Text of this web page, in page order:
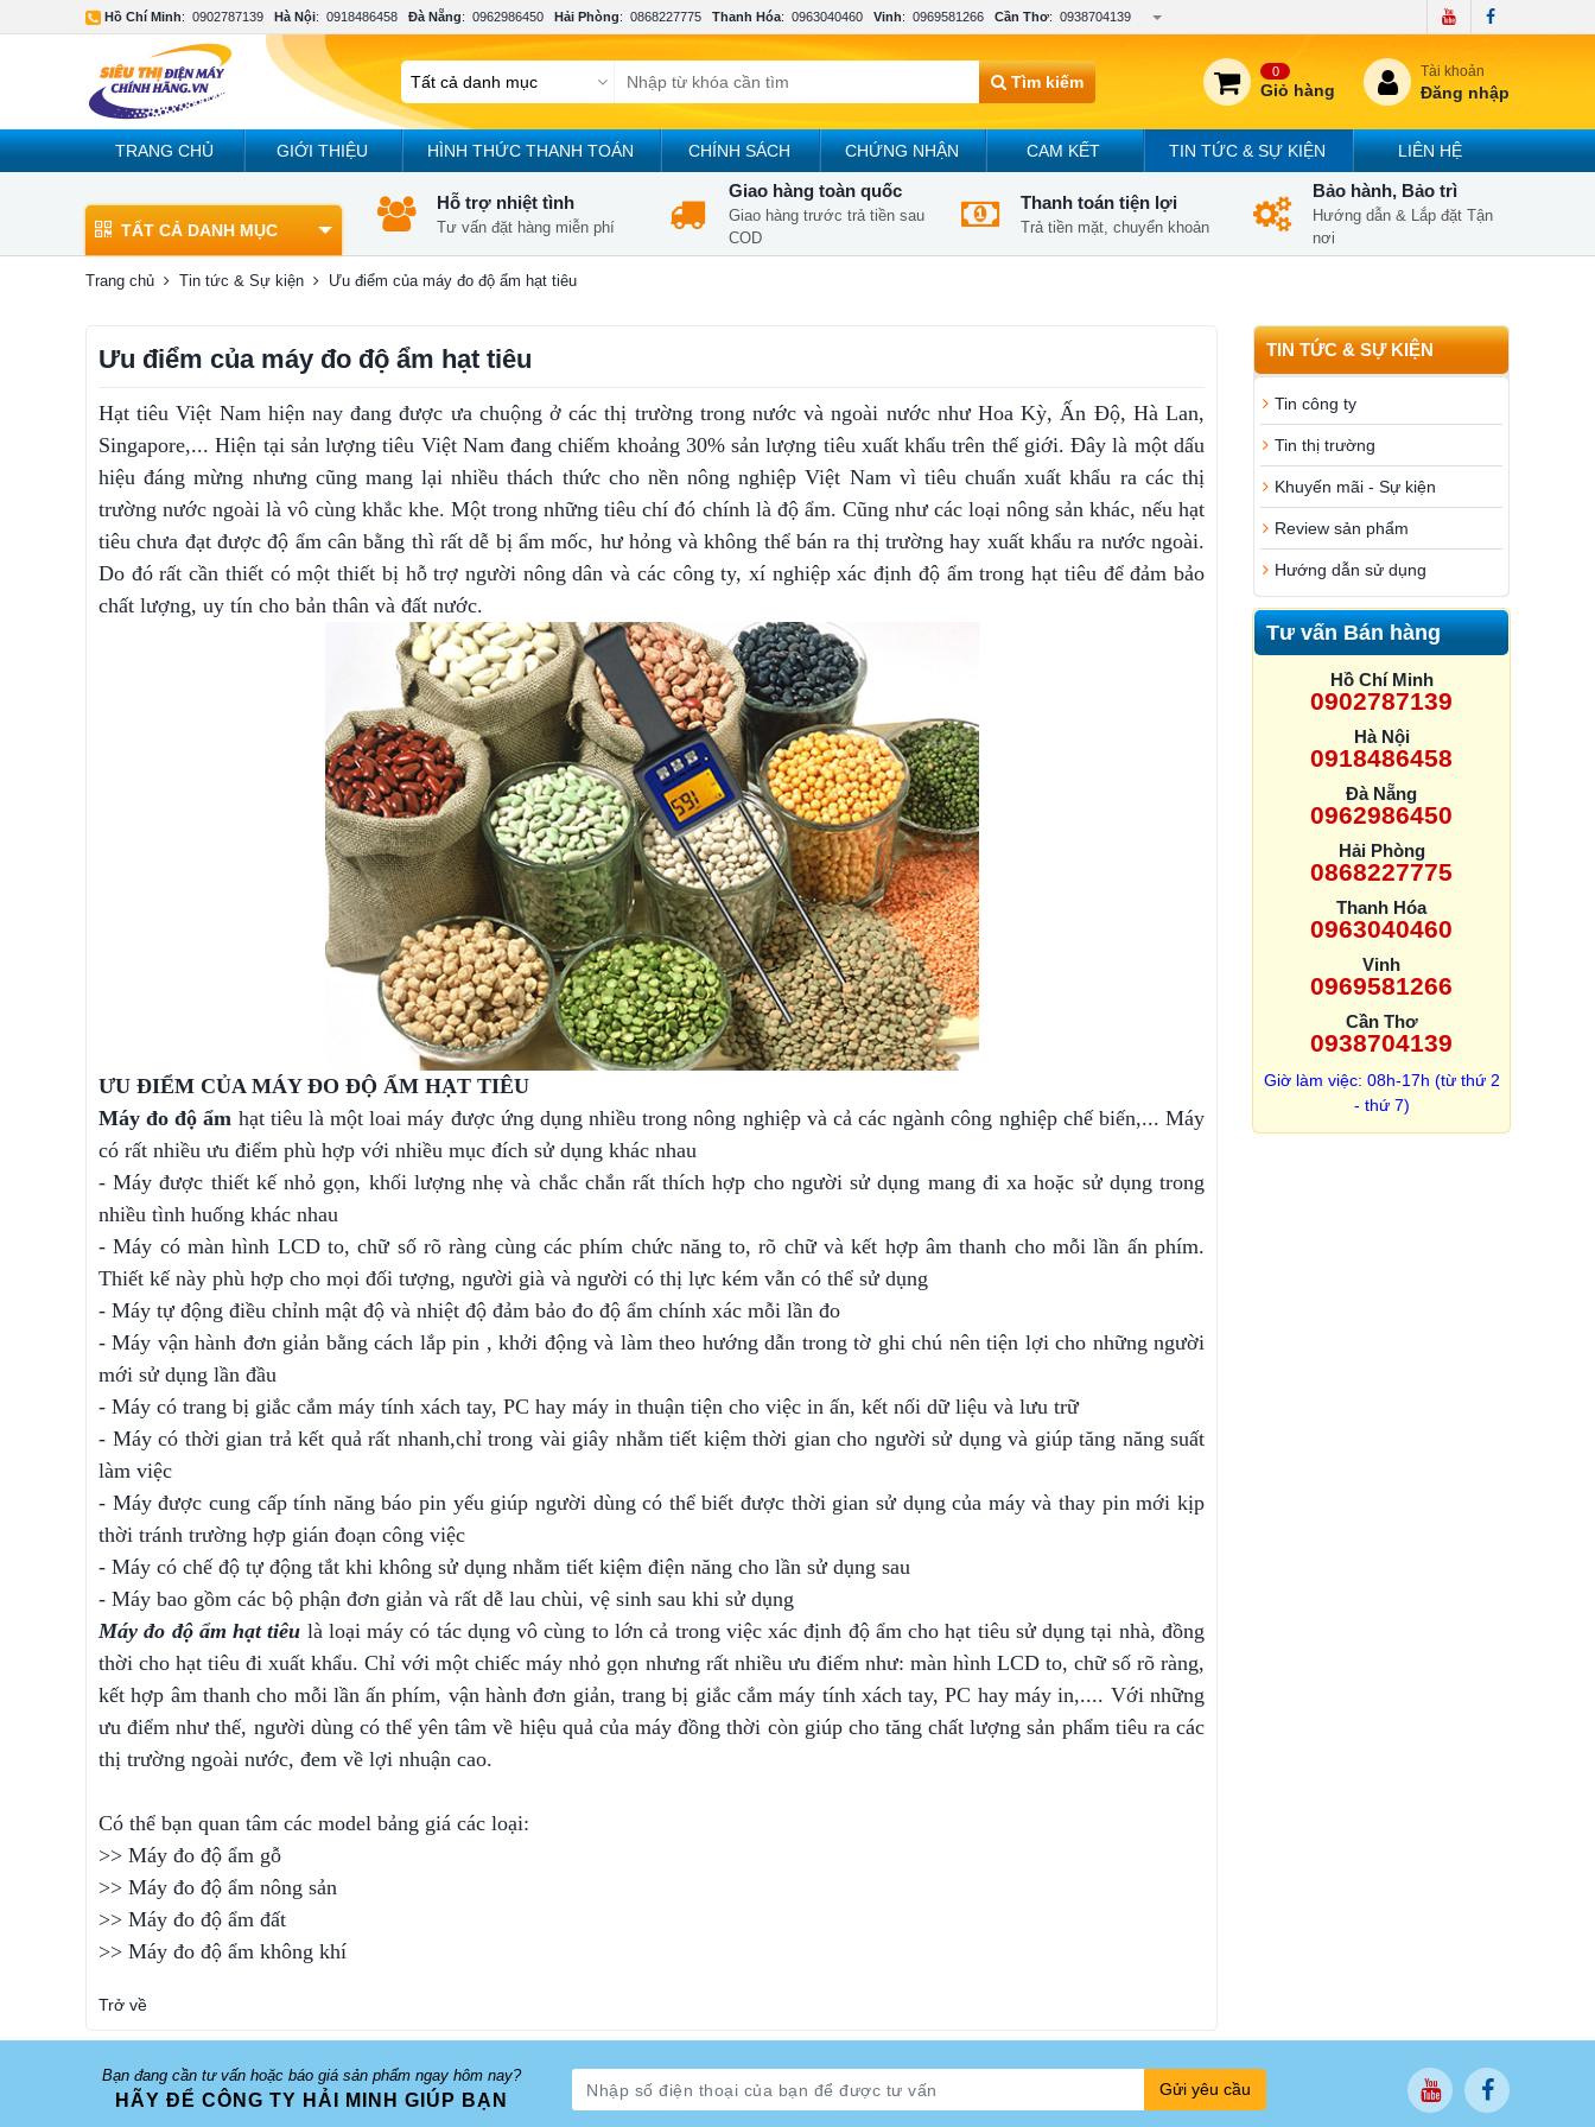
Hồ Chí Minh: 0902787139 Hà Nội: 0918486458 Đà Nẵng: 0962986450 Hải Phòng: 0868227775 Thanh Hóa: 0963040460 Vinh: 0969581266 Cần Thơ: 0938704139
Tìm kiếm
0
Giỏ hàng
Tài khoản
Đăng nhập
TRANG CHỦ GIỚI THIỆU HÌNH THỨC THANH TOÁN CHÍNH SÁCH CHỨNG NHẬN CAM KẾT TIN TỨC & SỰ KIỆN LIÊN HỆ
TẤT CẢ DANH MỤC
Hỗ trợ nhiệt tình
Tư vấn đặt hàng miễn phí
Giao hàng toàn quốc
Giao hàng trước trả tiền sau
COD
Thanh toán tiện lợi
Trả tiền mặt, chuyển khoản
Bảo hành, Bảo trì
Hướng dẫn & Lắp đặt Tận
nơi
Trang chủ Tin tức & Sự kiện Ưu điểm của máy đo độ ẩm hạt tiêu
TIN TỨC & SỰ KIỆN
Tin công ty
Tin thị trường
Khuyến mãi - Sự kiện
Review sản phẩm
Hướng dẫn sử dụng
Tư vấn Bán hàng
Hồ Chí Minh
0902787139
Hà Nội
0918486458
Đà Nẵng
0962986450
Hải Phòng
0868227775
Thanh Hóa
0963040460
Vinh
0969581266
Cần Thơ
0938704139
Giờ làm việc: 08h-17h (từ thứ 2
- thứ 7)
Ưu điểm của máy đo độ ẩm hạt tiêu
Hạt tiêu Việt Nam hiện nay đang được ưa chuộng ở các thị trường trong nước và ngoài nước như Hoa Kỳ, Ấn Độ, Hà Lan,
Singapore,... Hiện tại sản lượng tiêu Việt Nam đang chiếm khoảng 30% sản lượng tiêu xuất khẩu trên thế giới. Đây là một dấu
hiệu đáng mừng nhưng cũng mang lại nhiều thách thức cho nền nông nghiệp Việt Nam vì tiêu chuẩn xuất khẩu ra các thị
trường nước ngoài là vô cùng khắc khe. Một trong những tiêu chí đó chính là độ ẩm. Cũng như các loại nông sản khác, nếu hạt
tiêu chưa đạt được độ ẩm cân bằng thì rất dễ bị ẩm mốc, hư hỏng và không thể bán ra thị trường hay xuất khẩu ra nước ngoài.
Do đó rất cần thiết có một thiết bị hỗ trợ người nông dân và các công ty, xí nghiệp xác định độ ẩm trong hạt tiêu để đảm bảo
chất lượng, uy tín cho bản thân và đất nước.
ƯU ĐIỂM CỦA MÁY ĐO ĐỘ ẨM HẠT TIÊU
Máy đo độ ẩm hạt tiêu là một loai máy được ứng dụng nhiều trong nông nghiệp và cả các ngành công nghiệp chế biến,... Máy
có rất nhiều ưu điểm phù hợp với nhiều mục đích sử dụng khác nhau
- Máy được thiết kế nhỏ gọn, khối lượng nhẹ và chắc chắn rất thích hợp cho người sử dụng mang đi xa hoặc sử dụng trong
nhiều tình huống khác nhau
- Máy có màn hình LCD to, chữ số rõ ràng cùng các phím chức năng to, rõ chữ và kết hợp âm thanh cho mỗi lần ấn phím.
Thiết kế này phù hợp cho mọi đối tượng, người già và người có thị lực kém vẫn có thể sử dụng
- Máy tự động điều chỉnh mật độ và nhiệt độ đảm bảo đo độ ẩm chính xác mỗi lần đo
- Máy vận hành đơn giản bằng cách lắp pin , khởi động và làm theo hướng dẫn trong tờ ghi chú nên tiện lợi cho những người
mới sử dụng lần đầu
- Máy có trang bị giắc cắm máy tính xách tay, PC hay máy in thuận tiện cho việc in ấn, kết nối dữ liệu và lưu trữ
- Máy có thời gian trả kết quả rất nhanh,chỉ trong vài giây nhằm tiết kiệm thời gian cho người sử dụng và giúp tăng năng suất
làm việc
- Máy được cung cấp tính năng báo pin yếu giúp người dùng có thể biết được thời gian sử dụng của máy và thay pin mới kịp
thời tránh trường hợp gián đoạn công việc
- Máy có chế độ tự động tắt khi không sử dụng nhằm tiết kiệm điện năng cho lần sử dụng sau
- Máy bao gồm các bộ phận đơn giản và rất dễ lau chùi, vệ sinh sau khi sử dụng
Máy đo độ ẩm hạt tiêu là loại máy có tác dụng vô cùng to lớn cả trong việc xác định độ ẩm cho hạt tiêu sử dụng tại nhà, đồng
thời cho hạt tiêu đi xuất khẩu. Chỉ với một chiếc máy nhỏ gọn nhưng rất nhiều ưu điểm như: màn hình LCD to, chữ số rõ ràng,
kết hợp âm thanh cho mỗi lần ấn phím, vận hành đơn giản, trang bị giắc cắm máy tính xách tay, PC hay máy in,.... Với những
ưu điểm như thế, người dùng có thể yên tâm về hiệu quả của máy đồng thời còn giúp cho tăng chất lượng sản phẩm tiêu ra các
thị trường ngoài nước, đem về lợi nhuận cao.
Có thể bạn quan tâm các model bảng giá các loại:
>> Máy đo độ ẩm gỗ
>> Máy đo độ ẩm nông sản
>> Máy đo độ ẩm đất
>> Máy đo độ ẩm không khí
Trở về
Bạn đang cần tư vấn hoặc báo giá sản phẩm ngay hôm nay?
HÃY ĐỂ CÔNG TY HẢI MINH GIÚP BẠN
Gửi yêu cầu